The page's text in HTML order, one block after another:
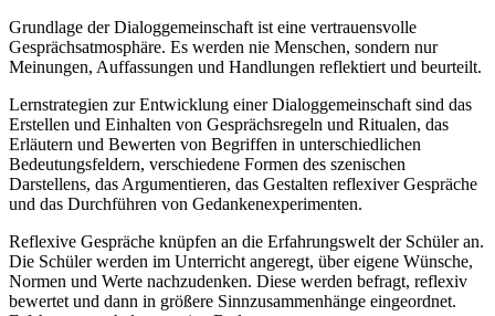
Grundlage der Dialoggemeinschaft ist eine vertrauensvolle
Gesprächsatmosphäre. Es werden nie Menschen, sondern nur
Meinungen, Auffassungen und Handlungen reflektiert und beurteilt.
Lernstrategien zur Entwicklung einer Dialoggemeinschaft sind das
Erstellen und Einhalten von Gesprächsregeln und Ritualen, das
Erläutern und Bewerten von Begriffen in unterschiedlichen
Bedeutungsfeldern, verschiedene Formen des szenischen
Darstellens, das Argumentieren, das Gestalten reflexiver Gespräche
und das Durchführen von Gedankenexperimenten.
Reflexive Gespräche knüpfen an die Erfahrungswelt der Schüler an.
Die Schüler werden im Unterricht angeregt, über eigene Wünsche,
Normen und Werte nachzudenken. Diese werden befragt, reflexiv
bewertet und dann in größere Sinnzusammenhänge eingeordnet.